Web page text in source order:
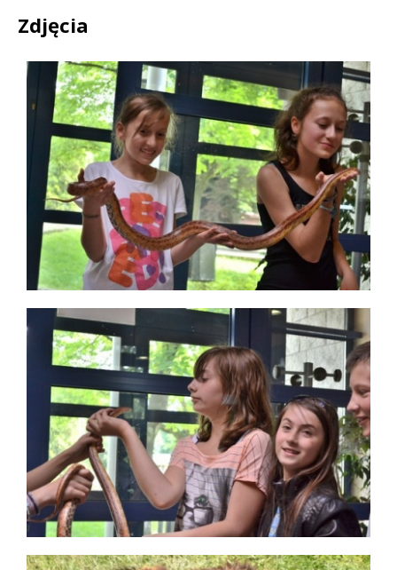
Treść
Zdjęcia